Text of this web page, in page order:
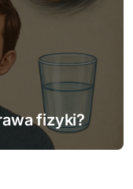
fizyki?